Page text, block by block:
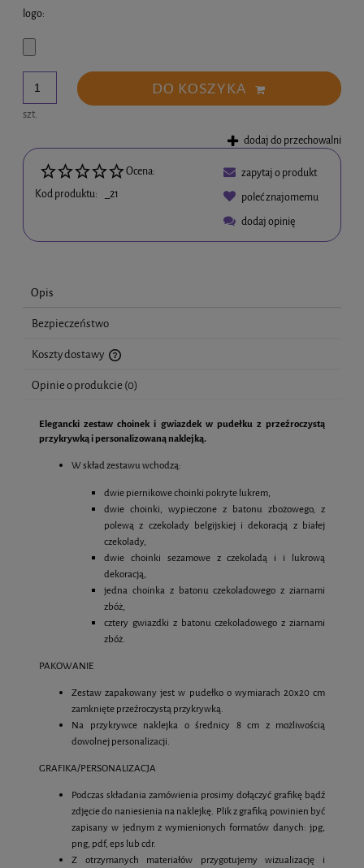
logo:
szt.
DO KOSZYKA
dodaj do przechowalni
Ocena:
Kod produktu:
_21
zapytaj o produkt
poleć znajomemu
dodaj opinię
Opis
Bezpieczeństwo
Koszty dostawy
Cena nie zawiera ewentualnych kosztów płatności
Opinie o produkcie (0)
Elegancki zestaw choinek i gwiazdek w pudełku z przeźroczystą
przykrywką i personalizowaną naklejką.
W skład zestawu wchodzą:
dwie piernikowe choinki pokryte lukrem,
dwie choinki, wypieczone z batonu zbożowego, z
polewą z czekolady belgijskiej i dekoracją z białej
czekolady,
dwie choinki sezamowe z czekoladą i i lukrową
dekoracją,
jedna choinka z batonu czekoladowego z ziarnami
zbóż,
cztery gwiazdki z batonu czekoladowego z ziarnami
zbóż.
PAKOWANIE
Zestaw zapakowany jest w pudełko o wymiarach 20x20 cm
zamknięte przeźroczystą przykrywką.
Na przykrywce naklejka o średnicy 8 cm z możliwością
dowolnej personalizacji.
GRAFIKA/PERSONALIZACJA
Podczas składania zamówienia prosimy dołączyć grafikę bądź
zdjęcie do naniesienia na naklejkę. Plik z grafiką powinien być
zapisany w jednym z wymienionych formatów danych: jpg,
png, pdf, eps lub cdr.
Z otrzymanych materiałów przygotujemy wizualizację i